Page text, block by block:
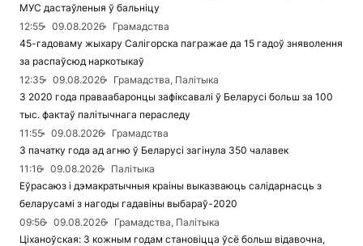
МУС дастаўленыя ў бальніцу
12:55
09.08.2026
Грамадства
45-гадоваму жыхару Салігорска пагражае да 15 гадоў зняволення
за распаўсюд наркотыкаў
12:35
09.08.2026
Грамадства, Палітыка
З 2020 года праваабаронцы зафіксавалі ў Беларусі больш за 100
тыс. фактаў палітычнага пераследу
11:55
09.08.2026
Грамадства
З пачатку года ад агню ў Беларусі загінула 350 чалавек
11:16
09.08.2026
Палітыка
Еўрасаюз і дэмакратычныя краіны выказваюць салідарнасць з
беларусамі з нагоды гадавіны выбараў-2020
09:56
09.08.2026
Грамадства, Палітыка
Ціханоўская: З кожным годам становіцца ўсё больш відавочна,